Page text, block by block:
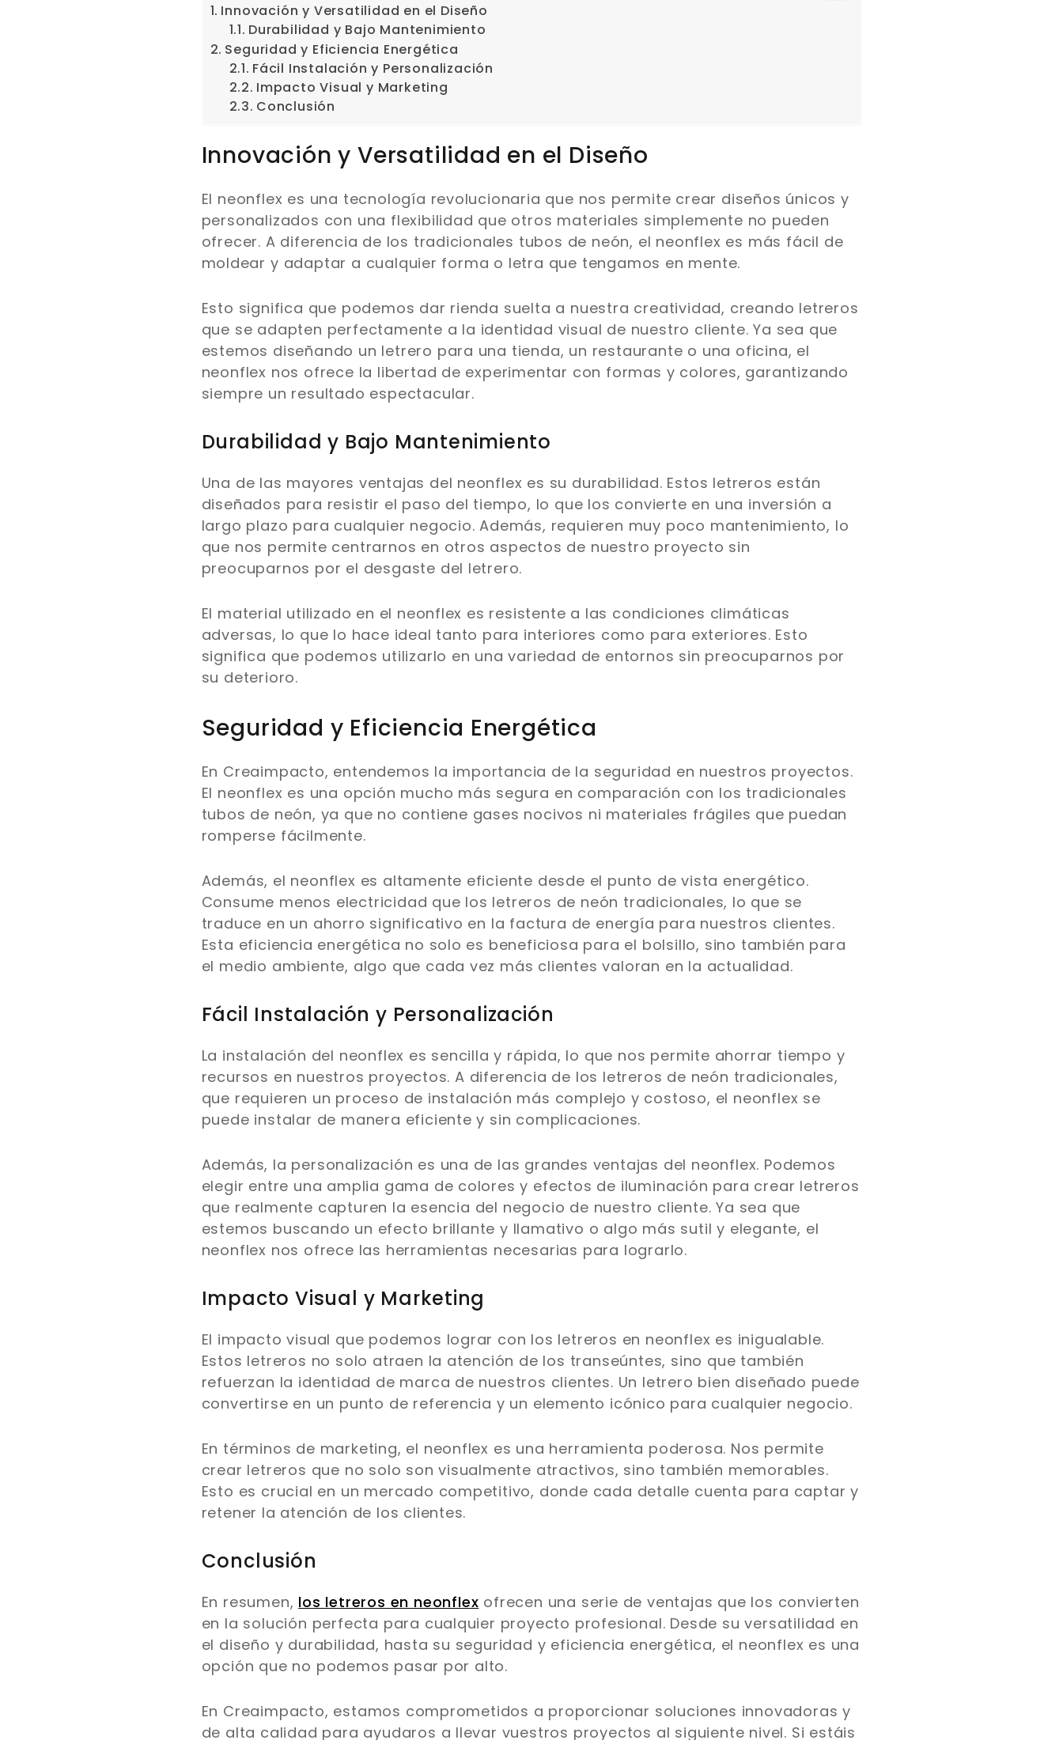
Innovación y Versatilidad en el Diseño
Durabilidad y Bajo Mantenimiento
Seguridad y Eficiencia Energética
Fácil Instalación y Personalización
Impacto Visual y Marketing
Conclusión
Innovación y Versatilidad en el Diseño
El neonflex es una tecnología revolucionaria que nos permite crear diseños únicos y
personalizados con una flexibilidad que otros materiales simplemente no pueden
ofrecer. A diferencia de los tradicionales tubos de neón, el neonflex es más fácil de
moldear y adaptar a cualquier forma o letra que tengamos en mente.
Esto significa que podemos dar rienda suelta a nuestra creatividad, creando letreros
que se adapten perfectamente a la identidad visual de nuestro cliente. Ya sea que
estemos diseñando un letrero para una tienda, un restaurante o una oficina, el
neonflex nos ofrece la libertad de experimentar con formas y colores, garantizando
siempre un resultado espectacular.
Durabilidad y Bajo Mantenimiento
Una de las mayores ventajas del neonflex es su durabilidad. Estos letreros están
diseñados para resistir el paso del tiempo, lo que los convierte en una inversión a
largo plazo para cualquier negocio. Además, requieren muy poco mantenimiento, lo
que nos permite centrarnos en otros aspectos de nuestro proyecto sin
preocuparnos por el desgaste del letrero.
El material utilizado en el neonflex es resistente a las condiciones climáticas
adversas, lo que lo hace ideal tanto para interiores como para exteriores. Esto
significa que podemos utilizarlo en una variedad de entornos sin preocuparnos por
su deterioro.
Seguridad y Eficiencia Energética
En Creaimpacto, entendemos la importancia de la seguridad en nuestros proyectos.
El neonflex es una opción mucho más segura en comparación con los tradicionales
tubos de neón, ya que no contiene gases nocivos ni materiales frágiles que puedan
romperse fácilmente.
Además, el neonflex es altamente eficiente desde el punto de vista energético.
Consume menos electricidad que los letreros de neón tradicionales, lo que se
traduce en un ahorro significativo en la factura de energía para nuestros clientes.
Esta eficiencia energética no solo es beneficiosa para el bolsillo, sino también para
el medio ambiente, algo que cada vez más clientes valoran en la actualidad.
Fácil Instalación y Personalización
La instalación del neonflex es sencilla y rápida, lo que nos permite ahorrar tiempo y
recursos en nuestros proyectos. A diferencia de los letreros de neón tradicionales,
que requieren un proceso de instalación más complejo y costoso, el neonflex se
puede instalar de manera eficiente y sin complicaciones.
Además, la personalización es una de las grandes ventajas del neonflex. Podemos
elegir entre una amplia gama de colores y efectos de iluminación para crear letreros
que realmente capturen la esencia del negocio de nuestro cliente. Ya sea que
estemos buscando un efecto brillante y llamativo o algo más sutil y elegante, el
neonflex nos ofrece las herramientas necesarias para lograrlo.
Impacto Visual y Marketing
El impacto visual que podemos lograr con los letreros en neonflex es inigualable.
Estos letreros no solo atraen la atención de los transeúntes, sino que también
refuerzan la identidad de marca de nuestros clientes. Un letrero bien diseñado puede
convertirse en un punto de referencia y un elemento icónico para cualquier negocio.
En términos de marketing, el neonflex es una herramienta poderosa. Nos permite
crear letreros que no solo son visualmente atractivos, sino también memorables.
Esto es crucial en un mercado competitivo, donde cada detalle cuenta para captar y
retener la atención de los clientes.
Conclusión
En resumen, los letreros en neonflex ofrecen una serie de ventajas que los convierten
en la solución perfecta para cualquier proyecto profesional. Desde su versatilidad en
el diseño y durabilidad, hasta su seguridad y eficiencia energética, el neonflex es una
opción que no podemos pasar por alto.
En Creaimpacto, estamos comprometidos a proporcionar soluciones innovadoras y
de alta calidad para ayudaros a llevar vuestros proyectos al siguiente nivel. Si estáis